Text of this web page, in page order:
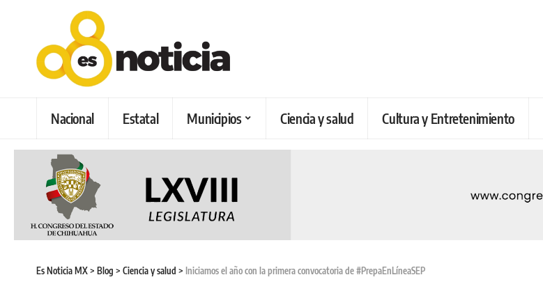
Nacional Estatal Municipios Ciencia y salud Cultura y Entretenimiento
Es Noticia MX> Blog > Ciencia y salud > Iniciamos el año con la primera convocatoria de #PrepaEnLíneaSEP